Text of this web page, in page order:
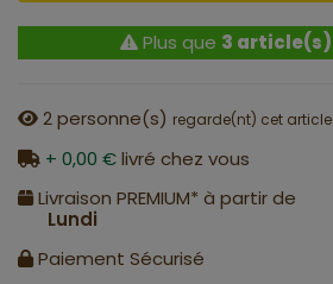
Plus que 3 article(s)
2personne(s) regarde(nt) cet article
+ 0,00 €livré chez vous
Livraison PREMIUM* à partir de
Lundi
Paiement Sécurisé